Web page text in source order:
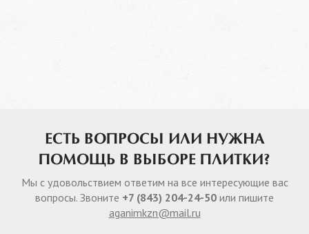
ЕСТЬ ВОПРОСЫ ИЛИ НУЖНА
ПОМОЩЬ В ВЫБОРЕ ПЛИТКИ?
Мы с удовольствием ответим на все интересующие вас
вопросы. Звоните +7 (843) 204-24-50 или пишите
aganimkzn@mail.ru